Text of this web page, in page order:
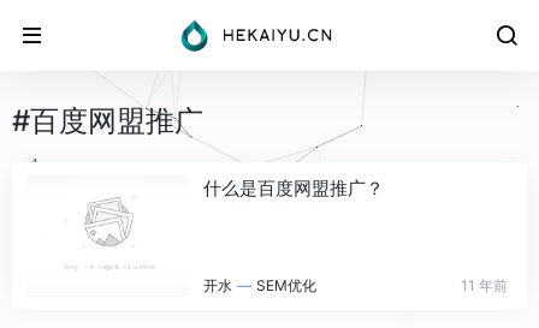
#百度网盟推广
什么是百度网盟推广？
开水 — SEM优化 11 年前